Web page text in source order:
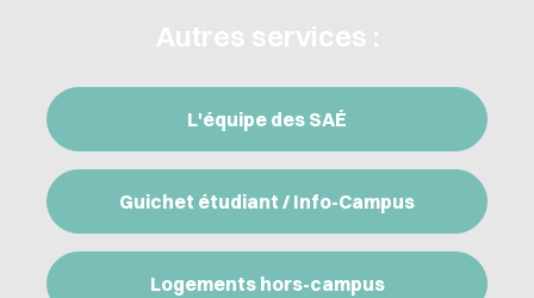
Autres services :
L'équipe des SAÉ
Guichet étudiant / Info-Campus
Logements hors-campus